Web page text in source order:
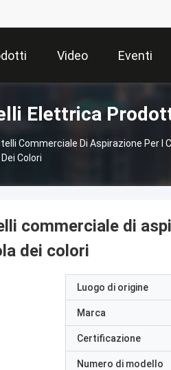
Video Eventi
Elettrica
Commerciale Di Aspirazione Per I
Colori
commerciale di
dei colori
Luogo di origine
Marca
Certificazione
Numero di modello